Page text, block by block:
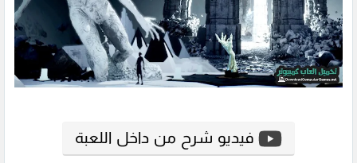
فيديو شرح من داخل اللعبة